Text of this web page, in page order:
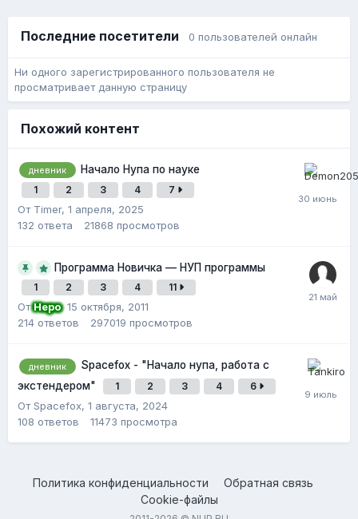
Последние посетители 0 пользователей онлайн
Ни одного зарегистрированного пользователя не
просматривает данную страницу
Похожий контент
дневник Начало Нупа по науке
1 2 3 4 7
От Timer, 1 апреля, 2025
132 ответа 21868 просмотров
Программа Новичка — НУП программы
1 2 3 4 11
ОтНеро,15 октября, 2011
214 ответов 297019 просмотров
дневник
Spacefox - "Начало нупа, работа с
экстендером"
1 2 3 4 6
От Spacefox, 1 августа, 2024
108 ответов 11473 просмотра
Политика конфиденциальности
Обратная связь
Cookie-файлы